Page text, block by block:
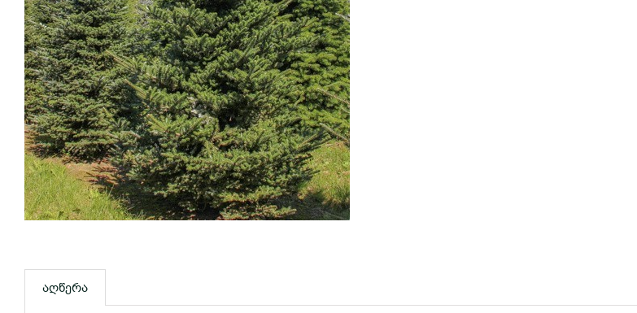
აღწერა